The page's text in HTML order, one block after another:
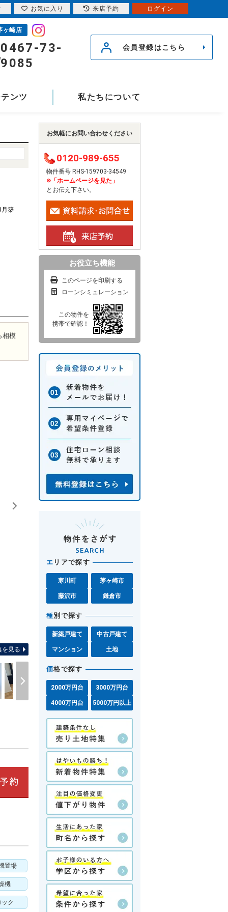
ヶ崎店
0467-73-
9085
会員登録はこちら
ンツ 私たちについて
築
相模
を見る
置場
機
ク
お気軽にお問い合わせください
0120-989-655
物件番号 RHS-159703-34549
※「ホームページを見た」
とお伝え下さい。
お役立ち機能
このページを印刷する
ローンシミュレーション
この物件を
携帯で確認！
エ リアで探す
寒川町 茅ヶ崎市
藤沢市 鎌倉市
種別で探す
新築戸建て 中古戸建て
マンション 土地
価格で探す
2000万円台 3000万円台
4000万円台 5000万円以上
お気に入り 来店予約 ログイン